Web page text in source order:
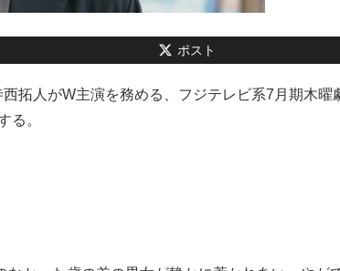
ポスト
拓人がW主演を務める、フジテレビ系7月期木曜
る。